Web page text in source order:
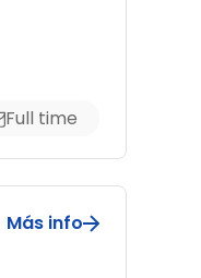
Full time
Más info